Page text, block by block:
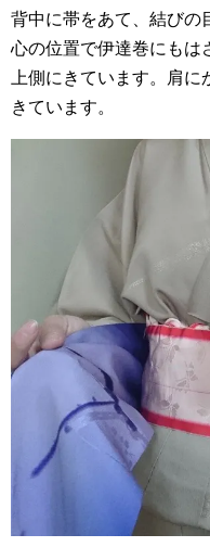
背中に帯をあて、結びの
心の位置で伊達巻にもは
上側にきています。肩
きています。